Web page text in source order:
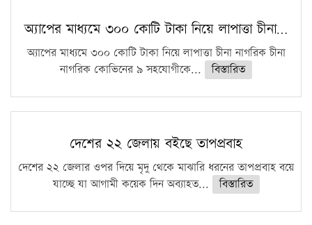
অ্যাপের মাধ্যমে ৩০০ কোটি টাকা নিয়ে লাপাত্তা চীনা…
অ্যাপের মাধ্যমে ৩০০ কোটি টাকা নিয়ে লাপাত্তা চীনা নাগরিক চীনা
নাগরিক কোভিনের ৯ সহযোগীকে...
বিস্তারিত
দেশের ২২ জেলায় বইছে তাপপ্রবাহ
দেশের ২২ জেলার ওপর দিয়ে মৃদু থেকে মাঝারি ধরনের তাপপ্রবাহ বয়ে
যাচ্ছে যা আগামী কয়েক দিন অব্যাহত...
বিস্তারিত